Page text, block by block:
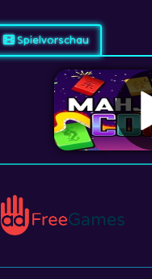
Spielvorschau